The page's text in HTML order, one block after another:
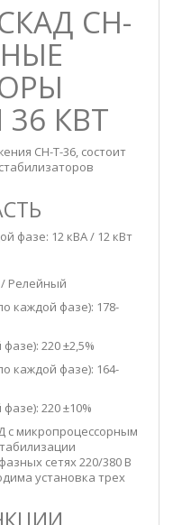
СН-
КВТ
СН-Т-36, состоит
фазе: 12 кВА / 12 кВт
Релейный
каждой фазе): 178-
220 ±2,5%
каждой фазе): 164-
220 ±10%
с микропроцессорным
сетях 220/380 В
установка трех